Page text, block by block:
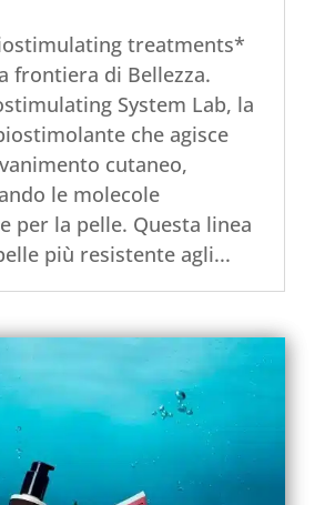
treatments*
frontiera di Bellezza.
System Lab, la
che agisce
cutaneo,
le molecole
per la pelle. Questa linea
più resistente agli...